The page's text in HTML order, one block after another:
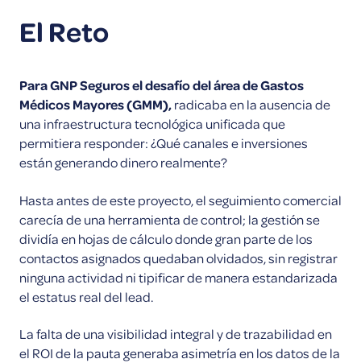
El Reto
Para GNP Seguros el desafío del área de Gastos
Médicos Mayores (GMM),radicaba en la ausencia de
una infraestructura tecnológica unificada que
permitiera responder: ¿Qué canales e inversiones
están generando dinero realmente?
Hasta antes de este proyecto, el seguimiento comercial
carecía de una herramienta de control; la gestión se
dividía en hojas de cálculo donde gran parte de los
contactos asignados quedaban olvidados, sin registrar
ninguna actividad ni tipificar de manera estandarizada
el estatus real del lead.
La falta de una visibilidad integral y de trazabilidad en
el ROI de la pauta generaba asimetría en los datos de la